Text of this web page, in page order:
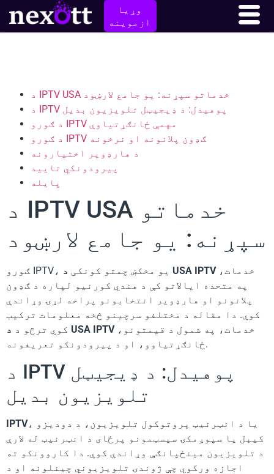
وړیا
ازموينه
د IPTV USA خدماتو سپړنه: یو جامع لارښود
د IPTV پوهیدل: د ډیجیټل تلویزیون بدیل
د ګورو IPTV مهمې ځانګړتیاوې
د ګورو IPTV ګډون پلانونه او نرخونه
د هارډویر اختیارونه
پیرودونکي تایید
پایله
د IPTV USA خدماتو
سپړنه: یو جامع لارښود
ګورو IPTV، یو مخکښ چمتو کونکی د USA IPTVخدمات،
په متحده ایالاتو کې د هندي کورنیو لپاره د ګډون
پلانونو او هارډویر انتخابونو پراخه لړۍ وړاندې
کوي. دا مقاله د مختلفو سرچینو څخه معلومات ترکیب
کوي ترڅو د د USA IPTVخدمات، په شمول د قیمتونو،
ځانګړتیاوو، او د پیرودونکو تعریفونه.
د IPTV پوهیدل: د ډیجیټل
تلویزیون بدیل
IPTV، یا د انټرنیټ پروتوکول تلویزیون، د دودیزو
کیبل یا سپوږمکۍ سیسټمونو پرځای د انټرنیټ له لارې
د تلویزیون مینځپانګې وړاندې کوي. دا کاروونکو ته
اجازه ورکوي چې ژوندۍ تلویزیوني چینلونه او د